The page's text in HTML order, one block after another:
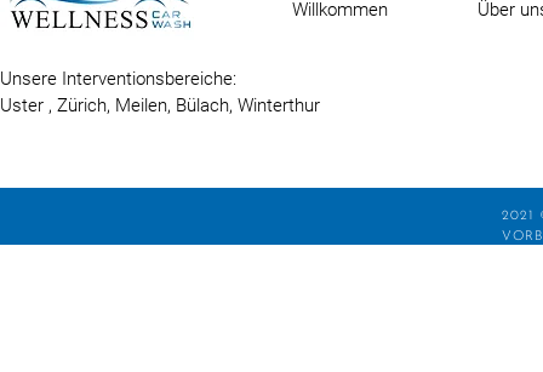
Willkommen Über
Unsere Interventionsbereiche:
Uster , Zürich, Meilen, Bülach, Winterthur
2021